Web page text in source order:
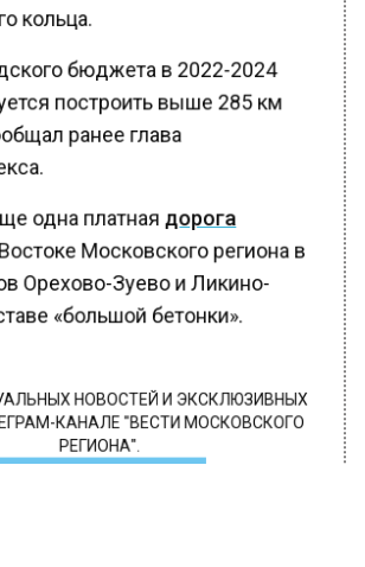
кольца.
бюджета в 2022-2024
построить выше 285 км
ранее глава
одна платнаядорога
Московского региона в
Орехово-Зуево и Ликино-
«большой бетонки».
НОВОСТЕЙ И ЭКСКЛЮЗИВНЫХ
КАНАЛЕ "ВЕСТИ МОСКОВСКОГО
РЕГИОНА".